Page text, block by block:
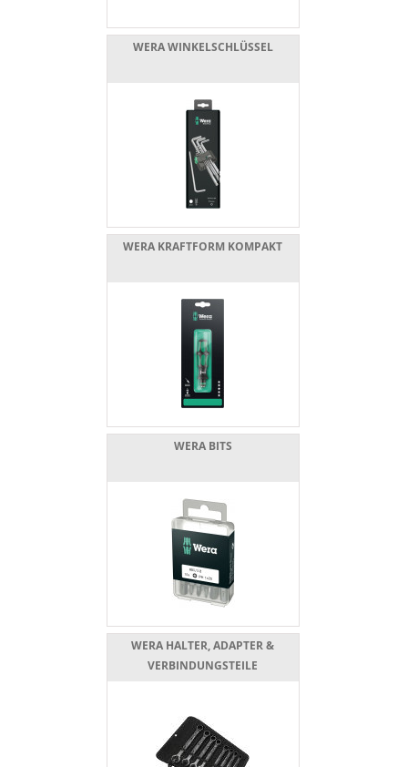
WERA WINKELSCHLÜSSEL
WERA KRAFTFORM KOMPAKT
WERA BITS
WERA HALTER, ADAPTER &
VERBINDUNGSTEILE